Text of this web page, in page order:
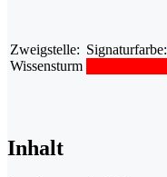
Zweigstelle:
Wissensturm
Signaturfarbe:
Inhalt